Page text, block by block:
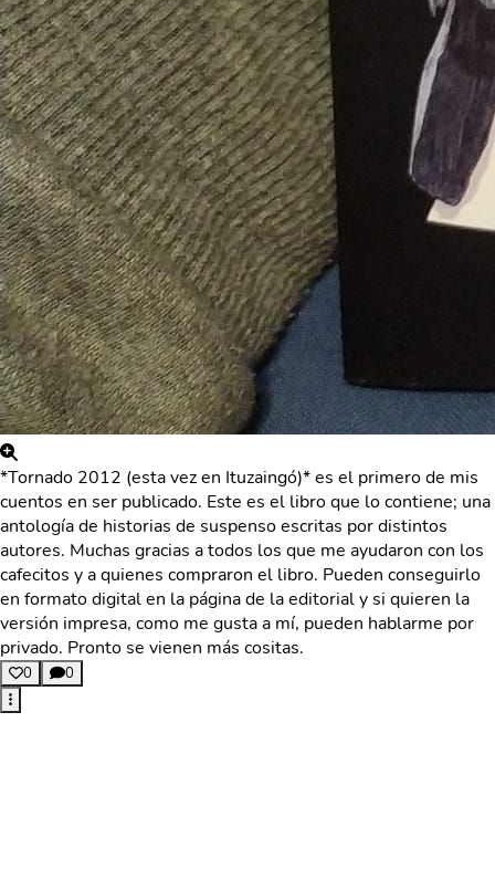
*Tornado 2012 (esta vez en Ituzaingó)* es el primero de mis
cuentos en ser publicado. Este es el libro que lo contiene; una
antología de historias de suspenso escritas por distintos
autores. Muchas gracias a todos los que me ayudaron con los
cafecitos y a quienes compraron el libro. Pueden conseguirlo
en formato digital en la página de la editorial y si quieren la
versión impresa, como me gusta a mí, pueden hablarme por
privado. Pronto se vienen más cositas.
0 0